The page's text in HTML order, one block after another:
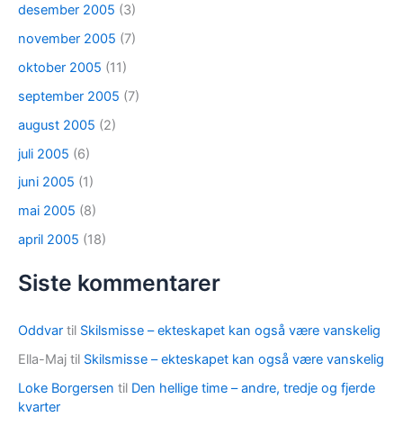
desember 2005 (3)
november 2005 (7)
oktober 2005 (11)
september 2005 (7)
august 2005 (2)
juli 2005 (6)
juni 2005 (1)
mai 2005 (8)
april 2005 (18)
Siste kommentarer
Oddvar til Skilsmisse – ekteskapet kan også være vanskelig
Ella-Maj til Skilsmisse – ekteskapet kan også være vanskelig
Loke Borgersen til Den hellige time – andre, tredje og fjerde
kvarter